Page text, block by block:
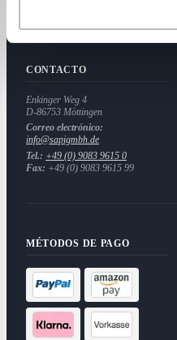
CONTACTO
Enkinger Weg 4
D-86753 Möttingen
Correo electrónico:
info@sapigmbh.de
Tel.: +49 (0) 9083 9615 0
Fax: +49 (0) 9083 9615 99
MÉTODOS DE PAGO